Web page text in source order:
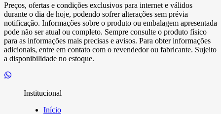
Preços, ofertas e condições exclusivos para internet e válidos
durante o dia de hoje, podendo sofrer alterações sem prévia
notificação. Informações sobre o produto ou embalagem apresentada
pode não ser atual ou completo. Sempre consulte o produto físico
para as informações mais precisas e avisos. Para obter informações
adicionais, entre em contato com o revendedor ou fabricante. Sujeito
a disponibilidade no estoque.
Institucional
Início